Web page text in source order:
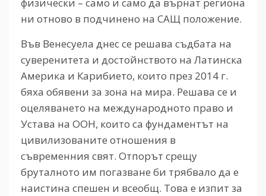
ни отново в подчинено на САЩ положение.
Във Венесуела днес се решава съдбата на
суверенитета и достойнството на Латинска
Америка и Карибието, които през 2014 г.
бяха обявени за зона на мира. Решава се и
оцеляването на международното право и
Устава на ООН, които са фундаментът на
цивилизованите отношения в
съвременния свят. Отпорът срещу
бруталното им погазване би трябвало да е
наистина спешен и всеобщ. Това е изпит за